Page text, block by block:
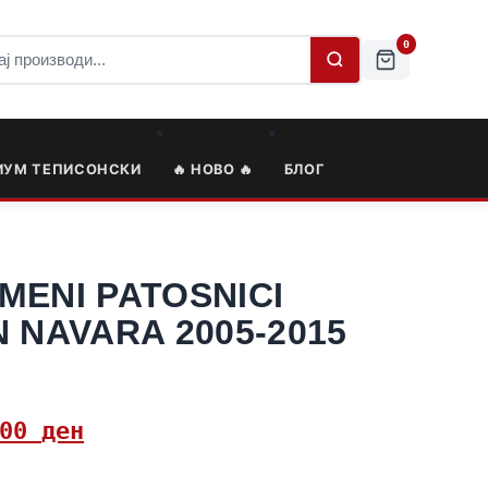
0
ТЕПИСОНСКИ 🔥 НОВО 🔥 БЛОГ
PATOSNICI
NAVARA 2005-2015
ден